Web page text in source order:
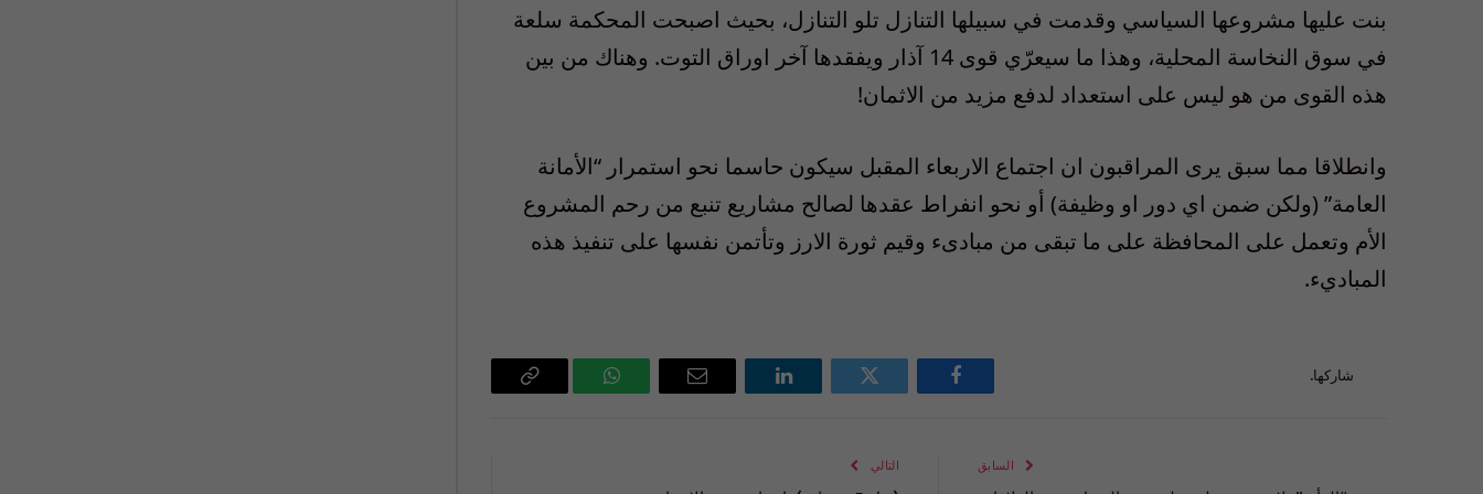
بنت عليها مشروعها السياسي وقدمت في سبيلها التنازل تلو التنازل، بحيث اصبحت المحكمة سلعة
في سوق النخاسة المحلية، وهذا ما سيعرّي قوى 14 آذار ويفقدها آخر اوراق التوت. وهناك من بين
هذه القوى من هو ليس على استعداد لدفع مزيد من الاثمان!
وانطلاقا مما سبق يرى المراقبون ان اجتماع الاربعاء المقبل سيكون حاسما نحو استمرار “الأمانة
العامة” (ولكن ضمن اي دور او وظيفة) أو نحو انفراط عقدها لصالح مشاريع تنبع من رحم المشروع
الأم وتعمل على المحافظة على ما تبقى من مبادىء وقيم ثورة الارز وتأتمن نفسها على تنفيذ هذه
المباديء.
شاركها.
فيسبوك تويتر لينكدإن
البريد
واتساب
Copy
السابق التالي